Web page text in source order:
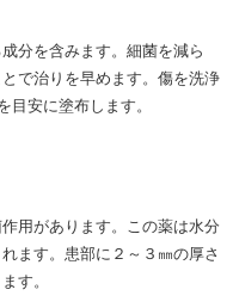
分を含みます。細菌を減ら
で治りを早めます。傷を洗浄
目安に塗布します。
用があります。この薬は水分
ます。患部に２～３㎜の厚さ
す。